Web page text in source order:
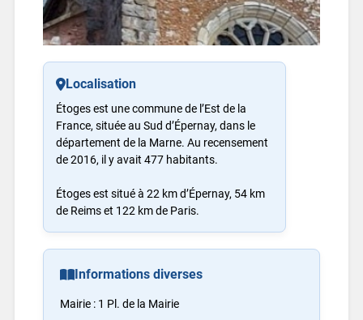
Localisation
Étoges est une commune de l’Est de la
France, située au Sud d’Épernay, dans le
département de la Marne. Au recensement
de 2016, il y avait 477 habitants.
Étoges est situé à 22 km d’Épernay, 54 km
de Reims et 122 km de Paris.
Informations diverses
Mairie : 1 Pl. de la Mairie